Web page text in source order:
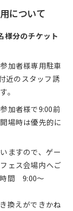
について
様分のチケット
加者様専用駐車
近のスタッフ誘
。
加者様で9:00前
場時は優先的に
ますので、 ゲー
ェス会場内へご
時間 9:00〜
換えができかね